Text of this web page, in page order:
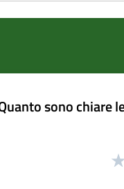
sono chiare